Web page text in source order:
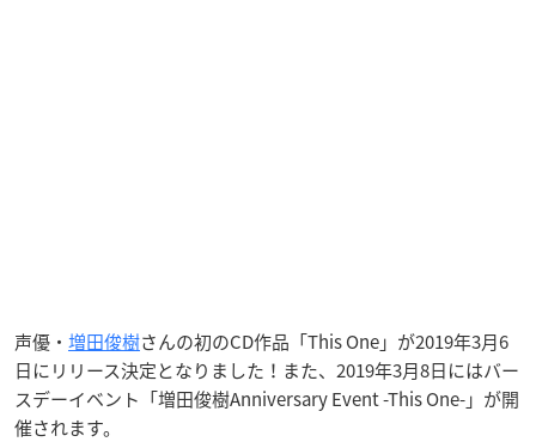
声優・ 増田俊樹さんの初のCD作品「This One」が2019年3月6
日にリリース決定となりました！また、2019年3月8日にはバー
スデーイベント「増田俊樹Anniversary Event -This One-」が開
催されます。